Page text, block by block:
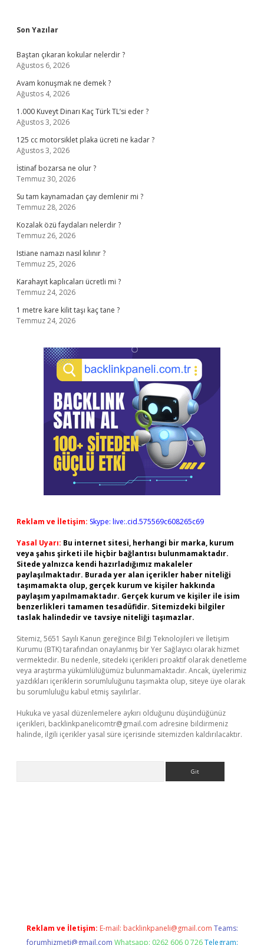
Sidebar
Son Yazılar
Baştan çıkaran kokular nelerdir ?
Ağustos 6, 2026
Avam konuşmak ne demek ?
Ağustos 4, 2026
1.000 Kuveyt Dinarı Kaç Türk TL’si eder ?
Ağustos 3, 2026
125 cc motorsiklet plaka ücreti ne kadar ?
Ağustos 3, 2026
İstinaf bozarsa ne olur ?
Temmuz 30, 2026
Su tam kaynamadan çay demlenir mi ?
Temmuz 28, 2026
Kozalak özü faydaları nelerdir ?
Temmuz 26, 2026
Istiane namazı nasıl kılınır ?
Temmuz 25, 2026
Karahayıt kaplıcaları ücretli mi ?
Temmuz 24, 2026
1 metre kare kilit taşı kaç tane ?
Temmuz 24, 2026
Reklam ve İletişim: Skype: live:.cid.575569c608265c69
Yasal Uyarı: Bu internet sitesi, herhangi bir marka, kurum
veya şahıs şirketi ile hiçbir bağlantısı bulunmamaktadır.
Sitede yalnızca kendi hazırladığımız makaleler
paylaşılmaktadır. Burada yer alan içerikler haber niteliği
taşımamakta olup, gerçek kurum ve kişiler hakkında
paylaşım yapılmamaktadır. Gerçek kurum ve kişiler ile isim
benzerlikleri tamamen tesadüfidir. Sitemizdeki bilgiler
taslak halindedir ve tavsiye niteliği taşımazlar.
Sitemiz, 5651 Sayılı Kanun gereğince Bilgi Teknolojileri ve İletişim
Kurumu (BTK) tarafından onaylanmış bir Yer Sağlayıcı olarak hizmet
vermektedir. Bu nedenle, sitedeki içerikleri proaktif olarak denetleme
veya araştırma yükümlülüğümüz bulunmamaktadır. Ancak, üyelerimiz
yazdıkları içeriklerin sorumluluğunu taşımakta olup, siteye üye olarak
bu sorumluluğu kabul etmiş sayılırlar.
Hukuka ve yasal düzenlemelere aykırı olduğunu düşündüğünüz
içerikleri, backlinkpanelicomtr@gmail.com adresine bildirmeniz
halinde, ilgili içerikler yasal süre içerisinde sitemizden kaldırılacaktır.
Reklam ve İletişim: E-mail: backlinkpaneli@gmail.com Teams:
forumhizmeti@gmail.com Whatsapp: 0262 606 0 726 Telegram: